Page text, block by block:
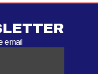
email